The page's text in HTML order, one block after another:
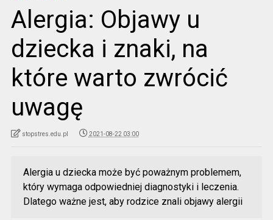
Alergia: Objawy u
dziecka i znaki, na
które warto zwrócić
uwagę
stopstres.edu.pl 2021-08-22 03:00
Alergia u dziecka może być poważnym problemem,
który wymaga odpowiedniej diagnostyki i leczenia.
Dlatego ważne jest, aby rodzice znali objawy alergii